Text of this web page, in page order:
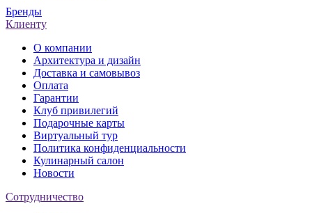
Бренды
Клиенту
О компании
Архитектура и дизайн
Доставка и самовывоз
Оплата
Гарантии
Клуб привилегий
Подарочные карты
Виртуальный тур
Политика конфиденциальности
Кулинарный салон
Новости
Сотрудничество